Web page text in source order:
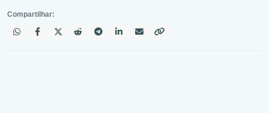
Compartilhar: